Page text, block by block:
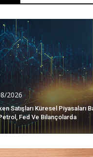
2026
Satışları Küresel Piyasaları
Fed Ve Bilançolarda